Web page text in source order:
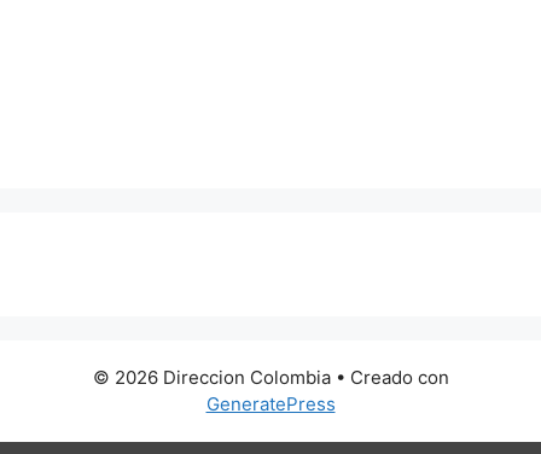
© 2026 Direccion Colombia• Creado con
GeneratePress